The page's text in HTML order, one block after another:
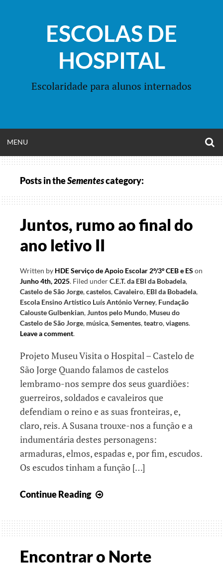
ESCOLAS DE
HOSPITAL
Escolaridade para alunos internados
MENU
MENU
Posts in theSementescategory:
Juntos, rumo ao final do
ano letivo II
Written by HDE Serviço de Apoio Escolar 2º/3º CEB e ES on
Junho 4th, 2025. Filed underC.E.T. da EBI da Bobadela,
Castelo de São Jorge,castelos,Cavaleiro, EBI da Bobadela,
Escola Ensino Artístico Luís António Verney, Fundação
Calouste Gulbenkian,Juntos pelo Mundo, Museu do
Castelo de São Jorge, música,Sementes,teatro,viagens.
Leave a comment.
Projeto Museu Visita o Hospital – Castelo de
São Jorge Quando falamos de castelos
lembramo-nos sempre dos seus guardiões:
guerreiros, soldados e cavaleiros que
defendiam o reino e as suas fronteiras, e,
claro, reis. A Susana trouxe-nos a função e a
indumentária destes personagens:
armaduras, elmos, espadas e, por fim, escudos.
Os escudos tinham a função […]
Continue Reading
ao
final
ano
Encontrar o Norte